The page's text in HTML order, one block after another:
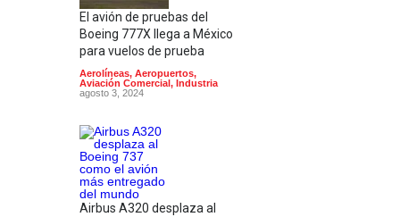
El avión de pruebas del
Boeing 777X llega a México
para vuelos de prueba
Aerolíneas, Aeropuertos,
Aviación Comercial, Industria
agosto 3, 2024
Airbus A320 desplaza al